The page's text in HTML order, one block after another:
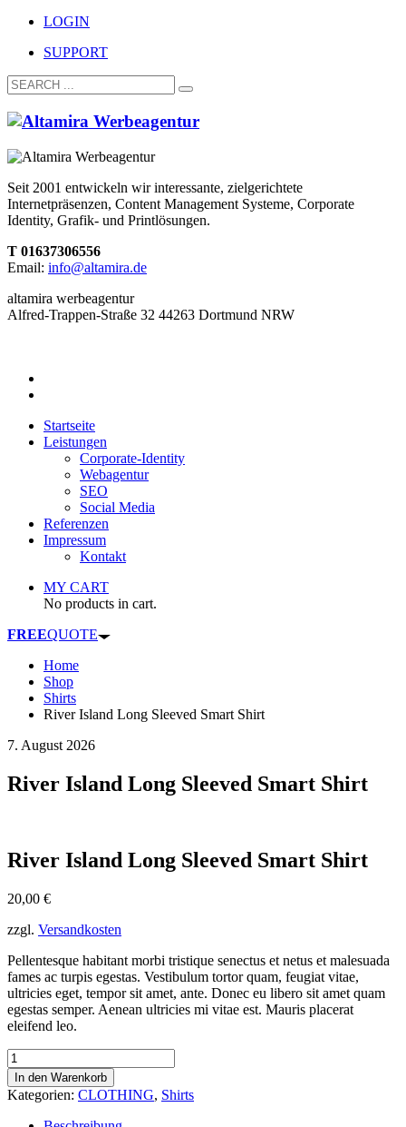
LOGIN
SUPPORT
Seit 2001 entwickeln wir interessante, zielgerichtete
Internetpräsenzen, Content Management Systeme, Corporate
Identity, Grafik- und Printlösungen.
T 01637306556
Email: info@altamira.de
altamira werbeagentur
Alfred-Trappen-Straße 32 44263 Dortmund NRW
Startseite
Leistungen
Corporate-Identity
Webagentur
SEO
Social Media
Referenzen
Impressum
Kontakt
MY CART
No products in cart.
FREEQUOTE
Home
Shop
Shirts
River Island Long Sleeved Smart Shirt
7. August 2026
River Island Long Sleeved Smart Shirt
River Island Long Sleeved Smart Shirt
20,00 €
zzgl. Versandkosten
Pellentesque habitant morbi tristique senectus et netus et malesuada
fames ac turpis egestas. Vestibulum tortor quam, feugiat vitae,
ultricies eget, tempor sit amet, ante. Donec eu libero sit amet quam
egestas semper. Aenean ultricies mi vitae est. Mauris placerat
eleifend leo.
River
Island
Long
Sleeved
Smart
In den Warenkorb
Kategorien: CLOTHING, Shirts